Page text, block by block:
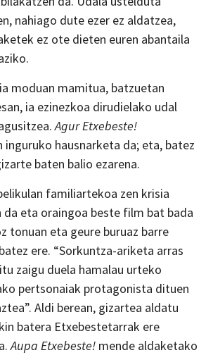
nahiago dute ezer ez aldatzea,
ez ote dieten euren abantaila
moduan mamitua, batzuetan
ia ezinezkoa dirudielako udal
Agur Etxebeste!
inguruko hausnarketa da; eta, batez
baten balio ezarena.
familiartekoa zen krisia
da eta oraingoa beste film bat bada
tonuan eta geure buruaz barre
ere. “Sorkuntza-ariketa arras
zaigu duela hamalau urteko
pertsonaiak protagonista dituen
Aldi berean, gizartea aldatu
batera Etxebestetarrak ere
Aupa Etxebeste! mende aldaketako